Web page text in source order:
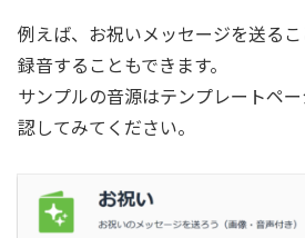
例えば、お祝いメッセージを送る
録音することもできます。
サンプルの音源はテンプレートペ
認してみてください。